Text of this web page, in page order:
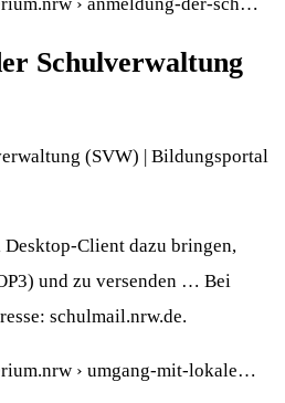
Schulverwaltung
(SVW) | Bildungsportal
Client dazu bringen,
und zu versenden … Bei
schulmail.nrw.de.
› umgang-mit-lokale…